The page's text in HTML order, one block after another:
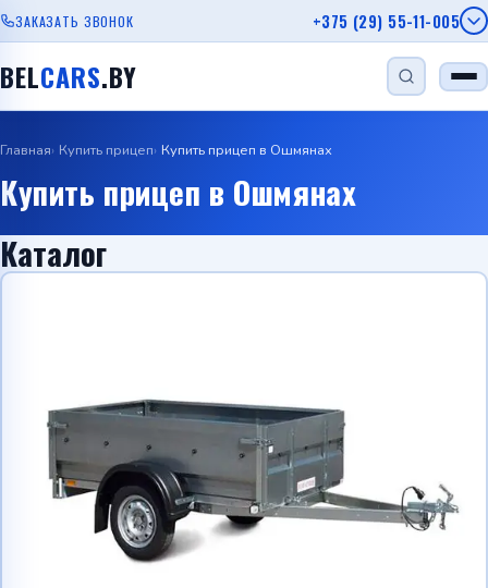
ЗАКАЗАТЬ ЗВОНОК +375 (29) 55-11-005
Viber
Telegram
BELCARS.BY
Прицеп для дачи
Прицеп с бортом Автовозы
Главная Купить прицеп Купить прицеп в Ошмянах
Купить прицеп в Ошмянах
Каталог